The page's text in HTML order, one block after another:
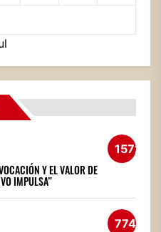
1572
Y EL VALOR DE
IMPULSA”
774